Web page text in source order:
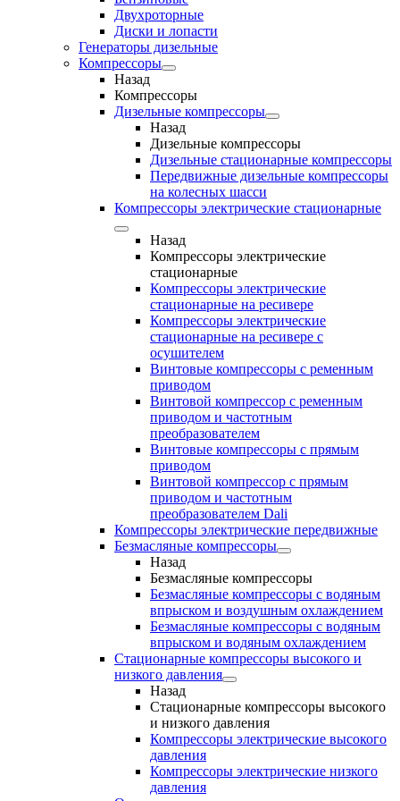
Двухроторные
Диски и лопасти
Генераторы дизельные
Компрессоры
Назад
Компрессоры
Дизельные компрессоры
Назад
Дизельные компрессоры
Дизельные стационарные компрессоры
Передвижные дизельные компрессоры
на колесных шасси
Компрессоры электрические стационарные
Назад
Компрессоры электрические
стационарные
Компрессоры электрические
стационарные на ресивере
Компрессоры электрические
стационарные на ресивере с
осушителем
Винтовые компрессоры с ременным
приводом
Винтовой компрессор с ременным
приводом и частотным
преобразователем
Винтовые компрессоры с прямым
приводом
Винтовой компрессор с прямым
приводом и частотным
преобразователем Dali
Компрессоры электрические передвижные
Безмасляные компрессоры
Назад
Безмасляные компрессоры
Безмасляные компрессоры с водяным
впрыском и воздушным охлаждением
Безмасляные компрессоры с водяным
впрыском и водяным охлаждением
Стационарные компрессоры высокого и
низкого давления
Назад
Стационарные компрессоры высокого
и низкого давления
Компрессоры электрические высокого
давления
Компрессоры электрические низкого
давления